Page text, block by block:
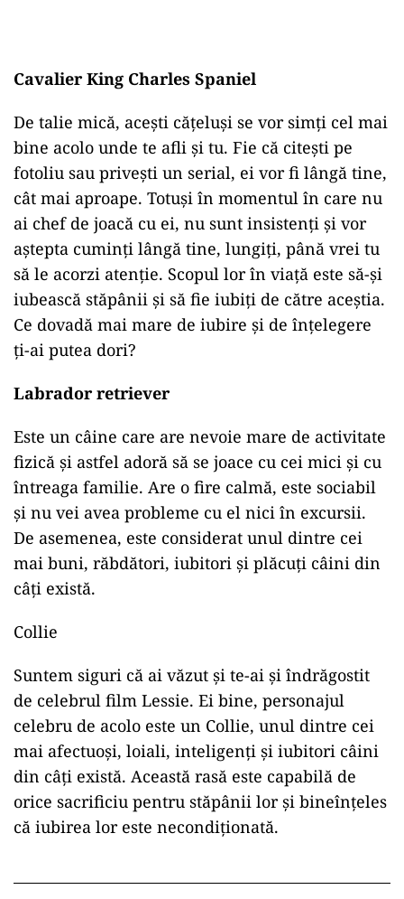
Cavalier King Charles Spaniel
De talie mică, acești cățeluși se vor simți cel mai
bine acolo unde te afli și tu. Fie că citești pe
fotoliu sau privești un serial, ei vor fi lângă tine,
cât mai aproape. Totuși în momentul în care nu
ai chef de joacă cu ei, nu sunt insistenți și vor
aștepta cuminți lângă tine, lungiți, până vrei tu
să le acorzi atenție. Scopul lor în viață este să-și
iubească stăpânii și să fie iubiți de către aceștia.
Ce dovadă mai mare de iubire și de înțelegere
ți-ai putea dori?
Labrador retriever
Este un câine care are nevoie mare de activitate
fizică și astfel adoră să se joace cu cei mici și cu
întreaga familie. Are o fire calmă, este sociabil
și nu vei avea probleme cu el nici în excursii.
De asemenea, este considerat unul dintre cei
mai buni, răbdători, iubitori și plăcuți câini din
câți există.
Collie
Suntem siguri că ai văzut și te-ai și îndrăgostit
de celebrul film Lessie. Ei bine, personajul
celebru de acolo este un Collie, unul dintre cei
mai afectuoși, loiali, inteligenți și iubitori câini
din câți există. Această rasă este capabilă de
orice sacrificiu pentru stăpânii lor și bineînțeles
că iubirea lor este necondiționată.